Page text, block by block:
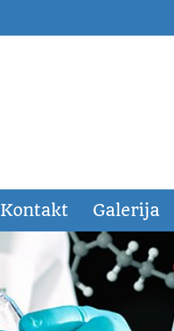
Kontakt Galerija